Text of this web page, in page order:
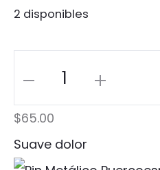
2 disponibles
need
Science
$65.00
Suave dolor